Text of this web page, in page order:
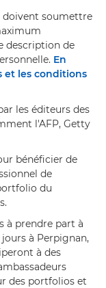
doivent soumettre
description de
En
et les conditions
les éditeurs des
l'AFP, Getty
bénéficier de
de
du
à prendre part à
à Perpignan,
à des
des portfolios et